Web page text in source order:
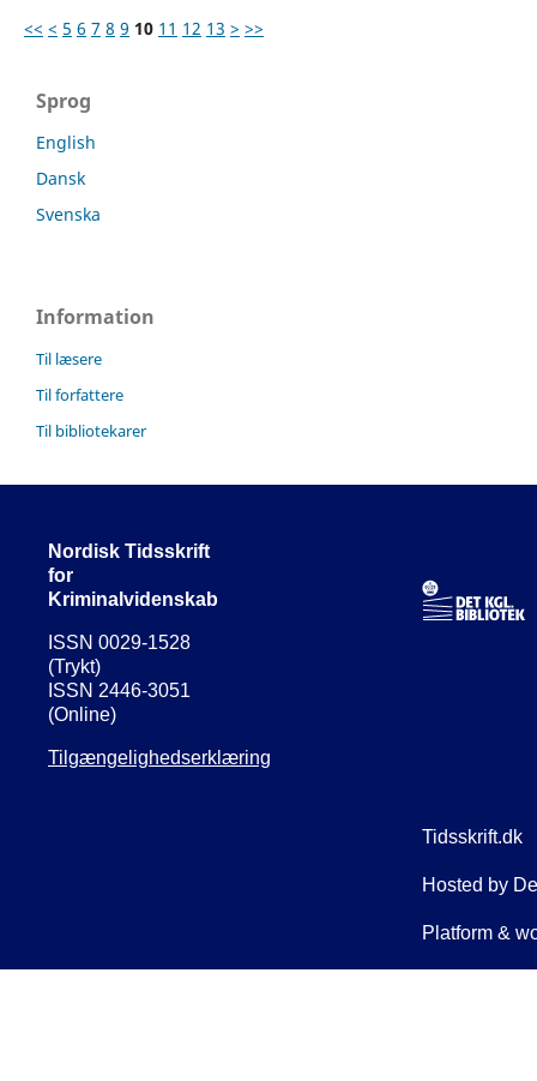
<< < 5 6 7 8 9 10 11 12 13 > >>
Sprog
English
Dansk
Svenska
Information
Til læsere
Til forfattere
Til bibliotekarer
Nordisk Tidsskrift
for
Kriminalvidenskab
ISSN 0029-1528
(Trykt)
ISSN 2446-3051
(Online)
Tilgængelighedserklæring